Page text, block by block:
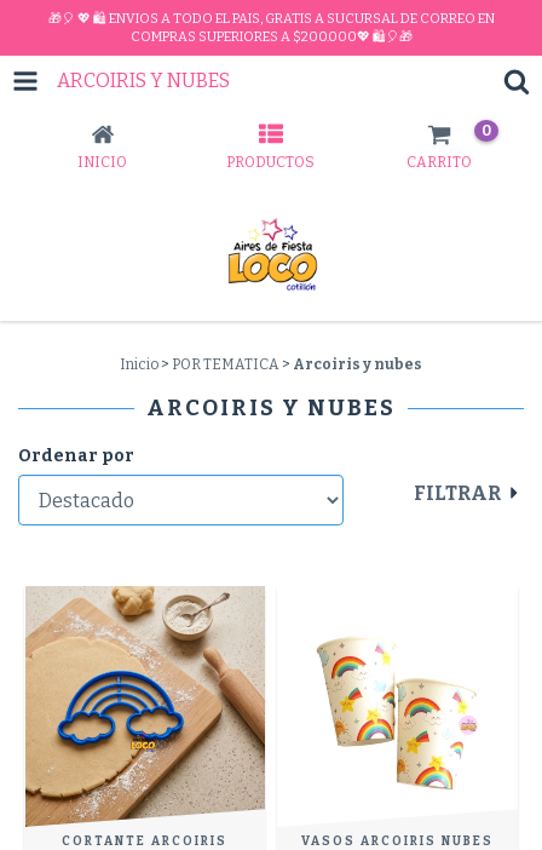
🎁🎈 💖 🛍 ENVIOS A TODO EL PAIS, GRATIS A SUCURSAL DE CORREO EN
COMPRAS SUPERIORES A $200.000💖 🛍🎈🎁
ARCOIRIS Y NUBES
INICIO PRODUCTOS CARRITO
0
Inicio > POR TEMATICA > Arcoiris y nubes
ARCOIRIS Y NUBES
Ordenar por
FILTRAR
CORTANTE ARCOIRIS
VASOS ARCOIRIS NUBES